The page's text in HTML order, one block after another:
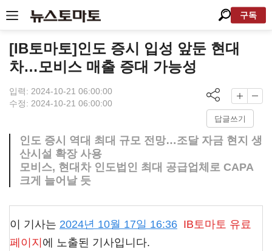
구독
[IB토마토]인도 증시 입성 앞둔 현대
차…모비스 매출 증대 가능성
입력: 2024-10-21 06:00:00
수정: 2024-10-21 06:00:00
답글쓰기
인도 증시 역대 최대 규모 전망…조달 자금 현지 생
산시설 확장 사용
모비스, 현대차 인도법인 최대 공급업체로 CAPA
크게 늘어날 듯
이 기사는 2024년 10월 17일 16:36 IB토마토 유료
페이지 에 노출된 기사입니다.